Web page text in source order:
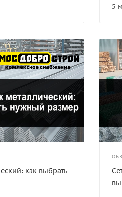
как выбрать